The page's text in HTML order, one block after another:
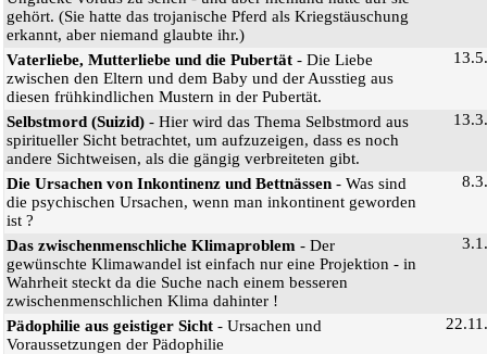
gehört. (Sie hatte das trojanische Pferd als Kriegstäuschung
erkannt, aber niemand glaubte ihr.)
Vaterliebe, Mutterliebe und die Pubertät - Die Liebe
zwischen den Eltern und dem Baby und der Ausstieg aus
diesen frühkindlichen Mustern in der Pubertät.
Selbstmord (Suizid) - Hier wird das Thema Selbstmord aus
spiritueller Sicht betrachtet, um aufzuzeigen, dass es noch
andere Sichtweisen, als die gängig verbreiteten gibt.
Die Ursachen von Inkontinenz und Bettnässen - Was sind
die psychischen Ursachen, wenn man inkontinent geworden
ist ?
Das zwischenmenschliche Klimaproblem - Der
gewünschte Klimawandel ist einfach nur eine Projektion - in
Wahrheit steckt da die Suche nach einem besseren
zwischenmenschlichen Klima dahinter !
Pädophilie aus geistiger Sicht - Ursachen und
Voraussetzungen der Pädophilie